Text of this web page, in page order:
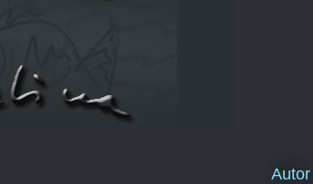
Autor